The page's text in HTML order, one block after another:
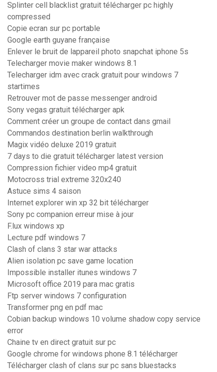
Splinter cell blacklist gratuit télécharger pc highly
compressed
Copie ecran sur pc portable
Google earth guyane française
Enlever le bruit de lappareil photo snapchat iphone 5s
Telecharger movie maker windows 8.1
Telecharger idm avec crack gratuit pour windows 7
startimes
Retrouver mot de passe messenger android
Sony vegas gratuit télécharger apk
Comment créer un groupe de contact dans gmail
Commandos destination berlin walkthrough
Magix vidéo deluxe 2019 gratuit
7 days to die gratuit télécharger latest version
Compression fichier video mp4 gratuit
Motocross trial extreme 320x240
Astuce sims 4 saison
Internet explorer win xp 32 bit télécharger
Sony pc companion erreur mise à jour
F.lux windows xp
Lecture pdf windows 7
Clash of clans 3 star war attacks
Alien isolation pc save game location
Impossible installer itunes windows 7
Microsoft office 2019 para mac gratis
Ftp server windows 7 configuration
Transformer png en pdf mac
Cobian backup windows 10 volume shadow copy service
error
Chaine tv en direct gratuit sur pc
Google chrome for windows phone 8.1 télécharger
Télécharger clash of clans sur pc sans bluestacks